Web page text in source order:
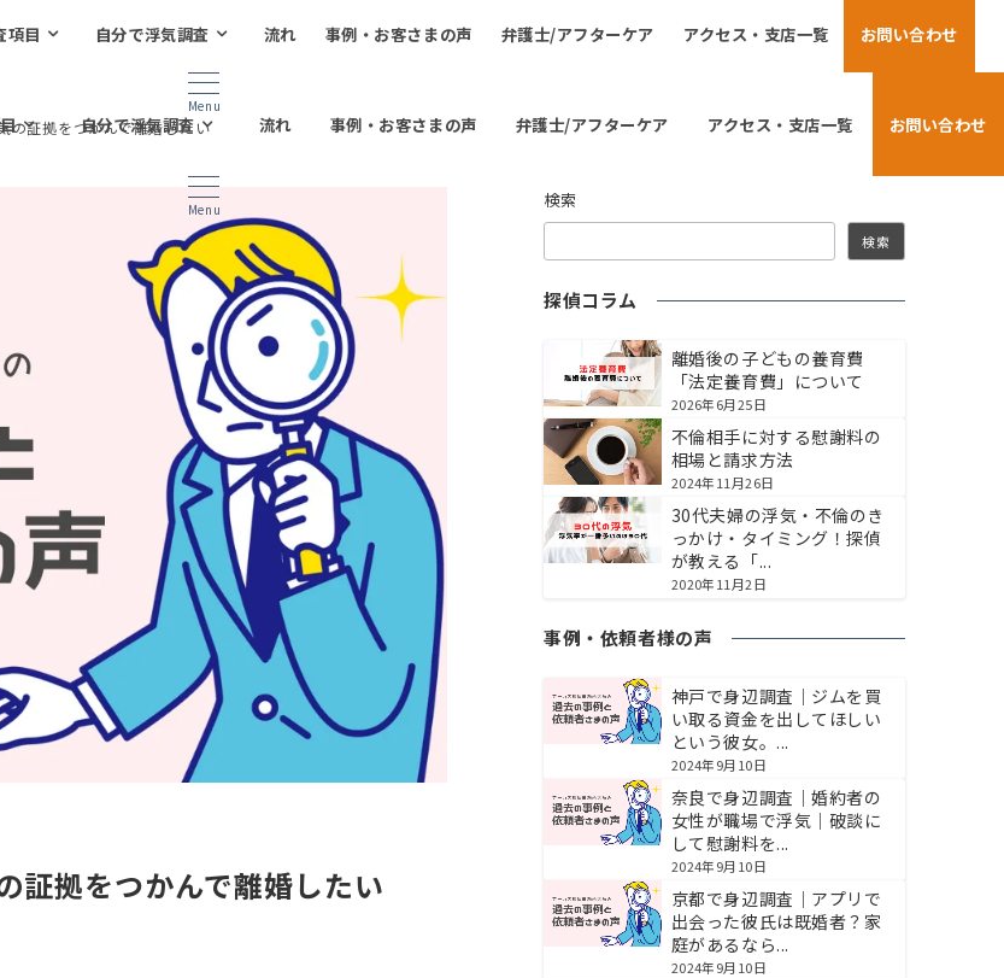
自分で浮気調査 流れ 事例・お客さまの声 弁護士/アフターケア アクセス・支店一覧 お問い合わせ
Menu
項目 自分で浮気調査 流れ 事例・お客さまの声 弁護士/アフターケア アクセス・支店一覧 お問い合わせ
Menu
の証拠をつかんで離婚したい
証拠をつかんで離婚したい
検索
検索
探偵コラム
離婚後の子どもの養育費
「法定養育費」について
2026年6月25日
不倫相手に対する慰謝料の
相場と請求方法
2024年11月26日
30代夫婦の浮気・不倫のき
っかけ・タイミング！探偵
が教える「...
2020年11月2日
事例・依頼者様の声
神戸で身辺調査｜ジムを買
い取る資金を出してほしい
という彼女。...
2024年9月10日
奈良で身辺調査｜婚約者の
女性が職場で浮気｜破談に
して慰謝料を...
2024年9月10日
京都で身辺調査｜アプリで
出会った彼氏は既婚者？家
庭があるなら...
2024年9月10日